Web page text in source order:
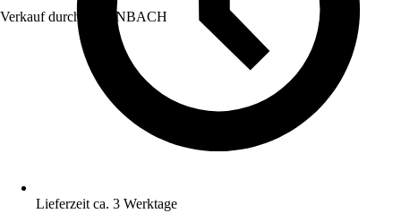
Verkauf durch: HORNBACH
Lieferzeit ca. 3 Werktage